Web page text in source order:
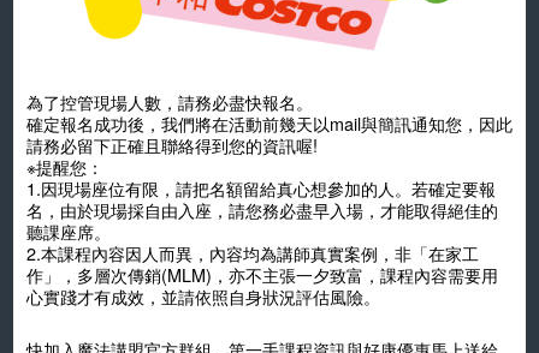
為了控管現場人數，請務必盡快報名。
確定報名成功後，我們將在活動前幾天以mail與簡訊通知您，因此
請務必留下正確且聯絡得到您的資訊喔!
※提醒您：
1.因現場座位有限，請把名額留給真心想參加的人。若確定要報
名，由於現場採自由入座，請您務必盡早入場，才能取得絕佳的
聽課座席。
2.本課程內容因人而異，內容均為講師真實案例，非「在家工
作」，多層次傳銷(MLM)，亦不主張一夕致富，課程內容需要用
心實踐才有成效，並請依照自身狀況評估風險。